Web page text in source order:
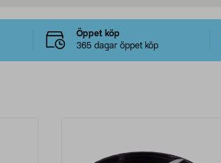
Öppet köp
365 dagar öppet köp